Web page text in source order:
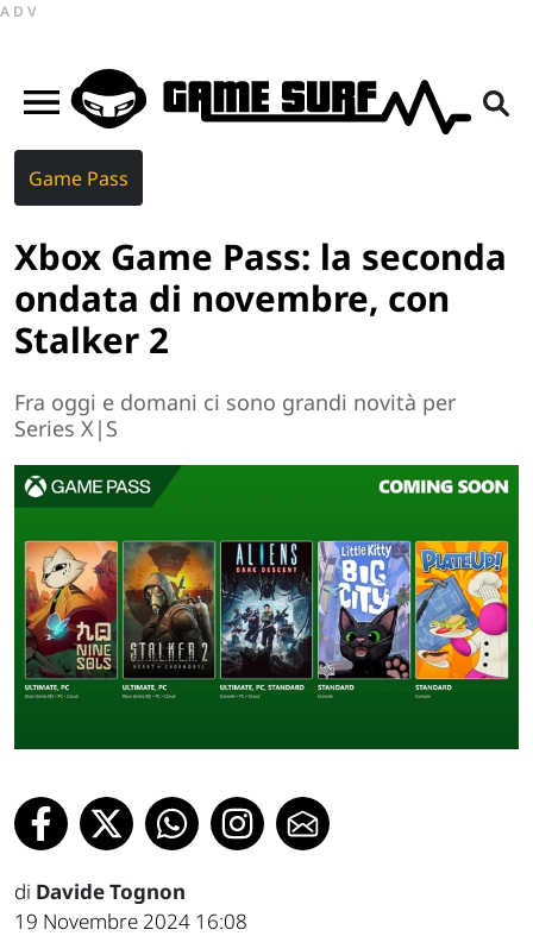
ADV
Game Pass
Xbox Game Pass: la seconda
ondata di novembre, con
Stalker 2
Fra oggi e domani ci sono grandi novità per
Series X|S
di Davide Tognon
19 Novembre 2024 16:08